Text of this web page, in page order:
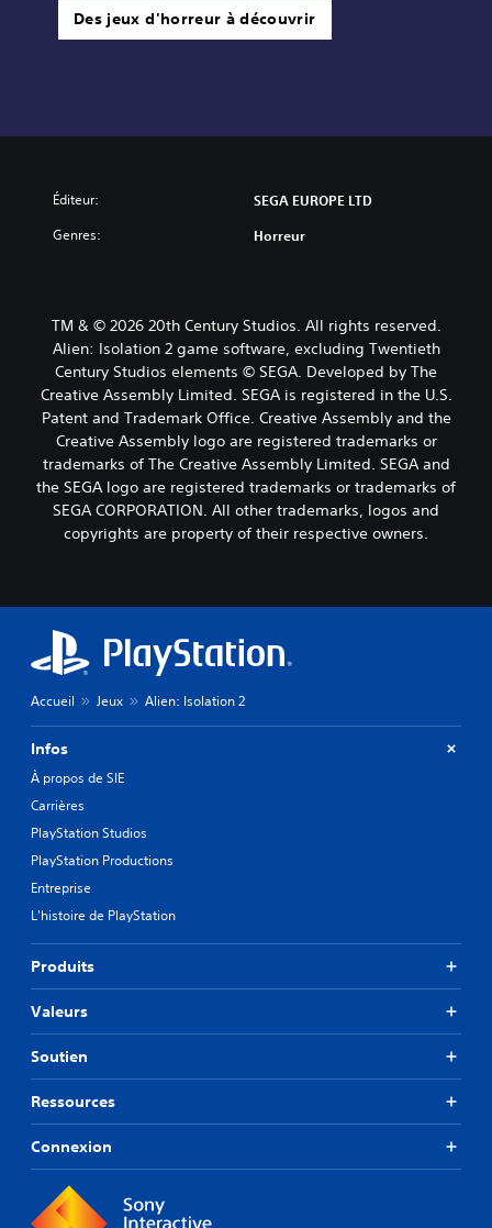
Des jeux d'horreur à découvrir
Éditeur: SEGA EUROPE LTD
Genres: Horreur
TM & © 2026 20th Century Studios. All rights reserved.
Alien: Isolation 2 game software, excluding Twentieth
Century Studios elements © SEGA. Developed by The
Creative Assembly Limited. SEGA is registered in the U.S.
Patent and Trademark Office. Creative Assembly and the
Creative Assembly logo are registered trademarks or
trademarks of The Creative Assembly Limited. SEGA and
the SEGA logo are registered trademarks or trademarks of
SEGA CORPORATION. All other trademarks, logos and
copyrights are property of their respective owners.
Accueil Jeux Alien: Isolation 2
Infos
À propos de SIE
Carrières
PlayStation Studios
PlayStation Productions
Entreprise
L'histoire de PlayStation
Produits
Valeurs
Soutien
Ressources
Connexion